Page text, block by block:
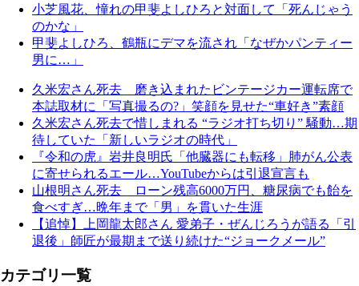
小芝風花、憧れの甲斐よしひろと対面して「死んじゃう
のかな」
甲斐よしひろ、鶴瓶にデマを流され「なぜかパンティー
男に…」
久米宏さん死去 磨き込まれたビンテージカー運転席で
本誌取材に「写真撮るの?」笑顔を見せた“車好き”素顔
久米宏さん死去で惜しまれる “ラジオ打ち切り” 騒動…期
待していた「新しいラジオの時代」
『令和の虎』岩井良明氏「他臓器にも転移」肺がん公表
に寄せられるエール…YouTubeからは引退宣言も
山根明さん死去 ローン残高6000万円、糖尿病でも飴を
食べすぎ…晩年まで「男」を貫いた生涯
【追悼】上岡龍太郎さん 愛弟子・ぜんじろうが語る「引
退後」師匠が最期まで送り続けた“ジョークメール”
カテゴリ一覧